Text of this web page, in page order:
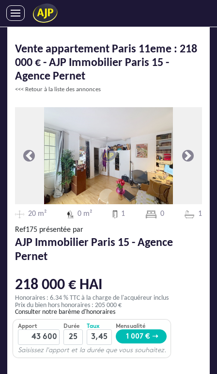
VENTES
LOCATIONS
GESTION LOCATIVE
IMMOBILIER NEUF
LOCATIONS DE VACANCES
ENTREPRISES
DEVENIR FRANCHISÉ
AJP Recrute
AJP Actualités
Service Qualité Clients
Vente appartement Paris 11eme : 218
000 € - AJP Immobilier Paris 15 -
Agence Pernet
<<< Retour à la liste des annonces
Précédente Suivante
20 m² 0 m² 1 0 1
Ref175 présentée par
AJP Immobilier Paris 15 - Agence
Pernet
218 000 € HAI
Honoraires : 6.34 % TTC à la charge de l'acquéreur inclus
Prix du bien hors honoraires : 205 000 €
Consulter notre barème d'honoraires